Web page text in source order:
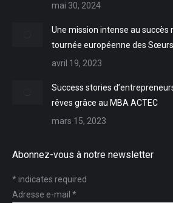
mai 30, 2024
Une mission intense au succès
tournée européenne des
avril 19, 2023
Success stories
rêves grâce au MBA ACTEC
mars 15, 2023
Abonnez-vous à notre newsletter
*indicates required
Adresse e-mail *